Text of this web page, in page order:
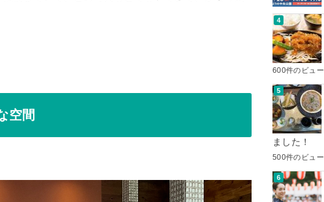
空間
600件のビュー
ました！
500件のビュー